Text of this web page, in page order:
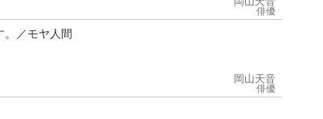
俳優
。／モヤ人間
岡山天音
俳優